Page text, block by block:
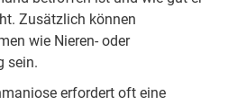
Zusätzlich können
wie Nieren- oder
sein.
erfordert oft eine